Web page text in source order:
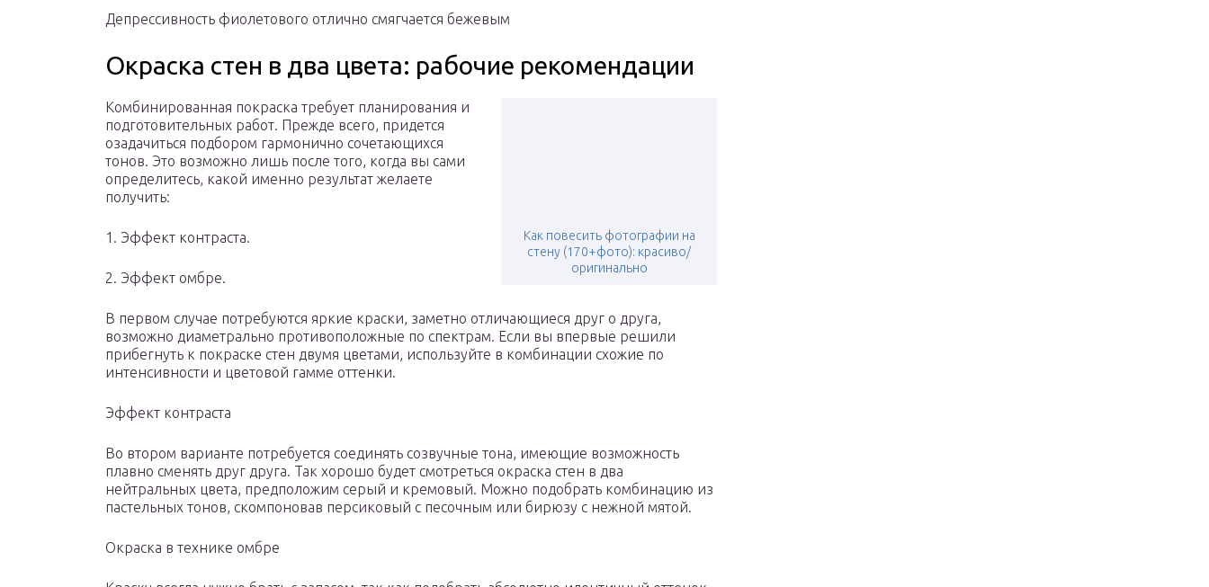
Депрессивность фиолетового отлично смягчается бежевым
Окраска стен в два цвета: рабочие рекомендации
Как повесить фотографии на
стену (170+фото): красиво/
оригинально
Комбинированная покраска требует планирования и
подготовительных работ. Прежде всего, придется
озадачиться подбором гармонично сочетающихся
тонов. Это возможно лишь после того, когда вы сами
определитесь, какой именно результат желаете
получить:
1.​ Эффект контраста.
2.​ Эффект омбре.
В первом случае потребуются яркие краски, заметно отличающиеся друг о друга,
возможно диаметрально противоположные по спектрам. Если вы впервые решили
прибегнуть к покраске стен двумя цветами, используйте в комбинации схожие по
интенсивности и цветовой гамме оттенки.
Эффект контраста
Во втором варианте потребуется соединять созвучные тона, имеющие возможность
плавно сменять друг друга. Так хорошо будет смотреться окраска стен в два
нейтральных цвета, предположим серый и кремовый. Можно подобрать комбинацию из
пастельных тонов, скомпоновав персиковый с песочным или бирюзу с нежной мятой.
Окраска в технике омбре